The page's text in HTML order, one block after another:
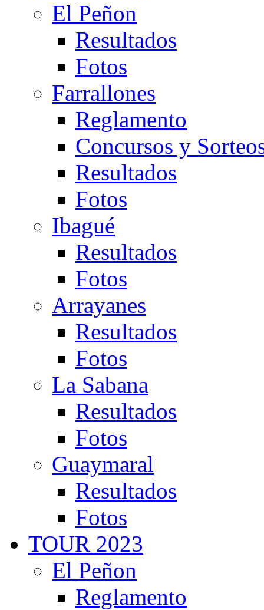
El Peñon
Resultados
Fotos
Farrallones
Reglamento
Concursos y
Resultados
Fotos
Ibagué
Resultados
Fotos
Arrayanes
Resultados
Fotos
La Sabana
Resultados
Fotos
Guaymaral
Resultados
Fotos
TOUR 2023
El Peñon
Reglamento